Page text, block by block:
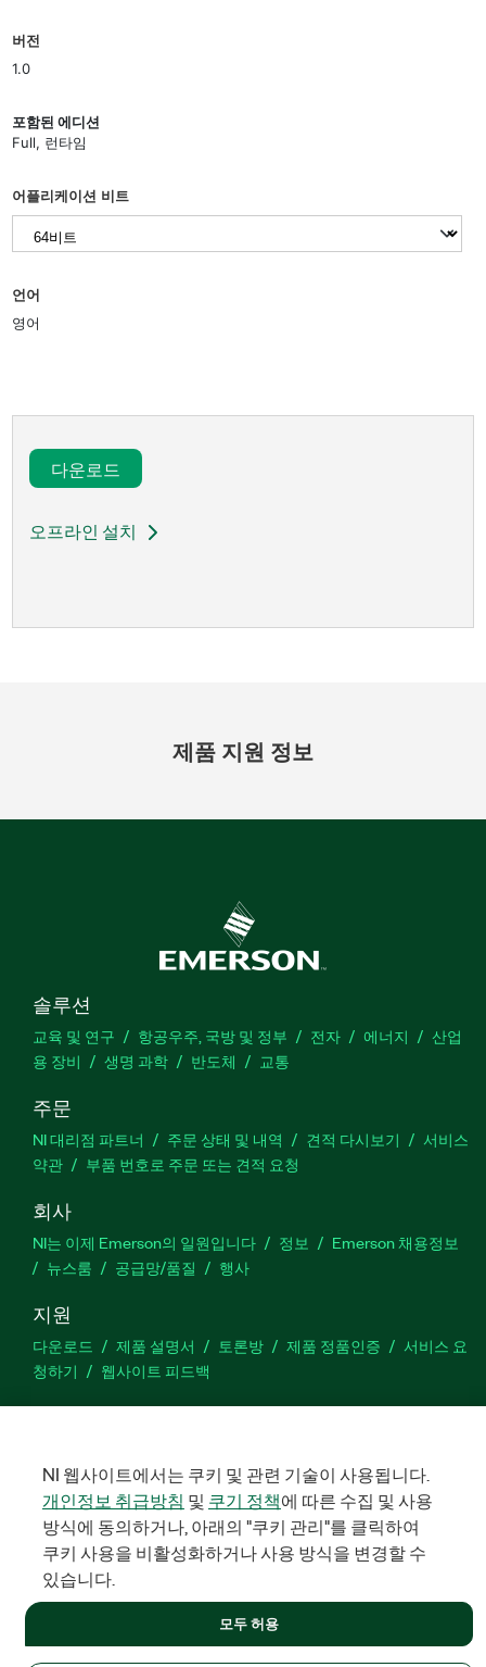
버전
1.0
포함된 에디션
Full, 런타임
어플리케이션 비트
언어
영어
다운로드​
오프라인 설치
제품 지원 정보
솔루션
교육 및 연구 항공우주, 국방 및 정부 전자 에너지
산업
용 장비
생명 과학 반도체 교통
주문
NI 대리점 파트너 주문 상태 및 내역 견적 다시보기
서비스
약관
부품 번호로 주문 또는 견적 요청
회사
NI는 이제 Emerson의 일원입니다 정보
Emerson 채용정보
뉴스룸
공급망/품질 행사
지원
다운로드 제품 설명서 토론방 제품 정품인증
서비스 요
청하기
웹사이트 피드백
개인정보 취급방침
©NATIONAL INSTRUMENTS CORP. 판권 소유. 한국내쇼날인스트루먼
트㈜ | 주소: 서울특별시 영등포구 여의대로 108, 36층 (여의도동,
파크원 타워1) | 대표자: 수리후앗, 페드로와이안드라데 | 사업자 등
록번호: 214-81-91583 | 대표전화: 02-3451-3400
NI 웹사이트에서는 쿠키 및 관련 기술이 사용됩니다.
개인정보 취급방침 및 쿠기 정책에 따른 수집 및 사용
방식에 동의하거나, 아래의 "쿠키 관리"를 클릭하여
쿠키 사용을 비활성화하거나 사용 방식을 변경할 수
있습니다.
모두 허용